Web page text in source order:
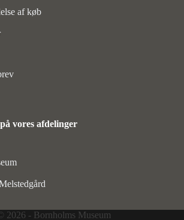
af køb
vores afdelinger
2026 - Bornholms Museum